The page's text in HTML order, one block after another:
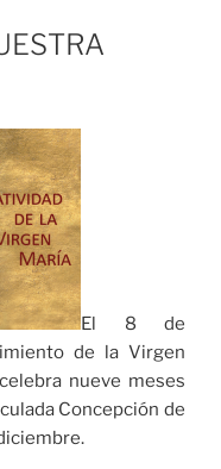
El 8 de
de la Virgen
nueve meses
Concepción de